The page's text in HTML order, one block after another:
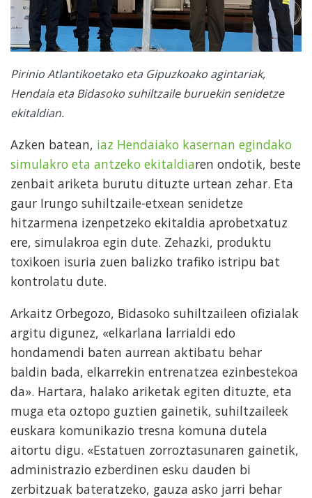
Pirinio Atlantikoetako eta Gipuzkoako agintariak,
Hendaia eta Bidasoko suhiltzaile buruekin senidetze
ekitaldian.
Azken batean, iaz Hendaiako kasernan egindako
simulakro eta antzeko ekitaldiaren ondotik, beste
zenbait ariketa burutu dituzte urtean zehar. Eta
gaur Irungo suhiltzaile-etxean senidetze
hitzarmena izenpetzeko ekitaldia aprobetxatuz
ere, simulakroa egin dute. Zehazki, produktu
toxikoen isuria zuen balizko trafiko istripu bat
kontrolatu dute.
Arkaitz Orbegozo, Bidasoko suhiltzaileen ofizialak
argitu digunez, «elkarlana larrialdi edo
hondamendi baten aurrean aktibatu behar
baldin bada, elkarrekin entrenatzea ezinbestekoa
da». Hartara, halako ariketak egiten dituzte, eta
muga eta oztopo guztien gainetik, suhiltzaileek
euskara komunikazio tresna komuna dutela
aitortu digu. «Estatuen zorroztasunaren gainetik,
administrazio ezberdinen esku dauden bi
zerbitzuak bateratzeko, gauza asko jarri behar